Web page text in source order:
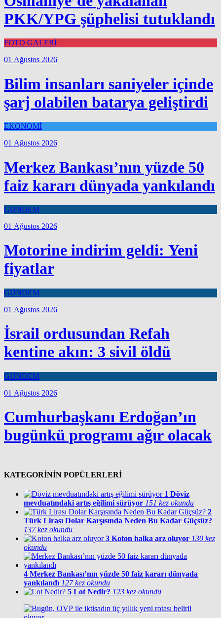
PKK/YPG şüphelisi tutuklandı
FOTO GALERİ
01 Ağustos 2026
Bilim insanları saniyeler içinde
şarj olabilen batarya geliştirdi
EKONOMİ
01 Ağustos 2026
Merkez Bankası’nın yüzde 50
faiz kararı dünyada yankılandı
GÜNDEM
01 Ağustos 2026
Motorine indirim geldi: Yeni
fiyatlar
GÜNDEM
01 Ağustos 2026
İsrail ordusundan Refah
kentine akın: 3 sivil öldü
GÜNDEM
01 Ağustos 2026
Cumhurbaşkanı Erdoğan’ın
bugünkü programı ağır olacak
KATEGORİNİN POPÜLERLERİ
1 Döviz
mevduatındaki artış eğilimi sürüyor 151 kez okundu
2
Türk Lirası Dolar Karşısında Neden Bu Kadar Güçsüz?
137 kez okundu
3 Koton halka arz oluyor 130 kez
okundu
4 Merkez Bankası’nın yüzde 50 faiz kararı dünyada
yankılandı 127 kez okundu
5 Lot Nedir? 123 kez okundu